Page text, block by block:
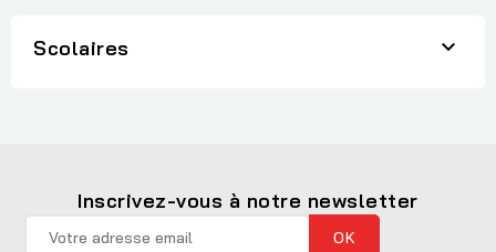
Scolaires 
Inscrivez-vous à notre newsletter